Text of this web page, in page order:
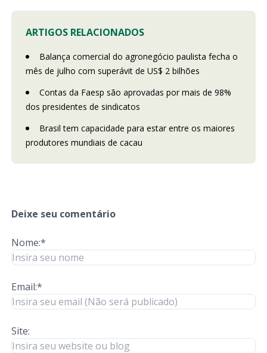
ARTIGOS RELACIONADOS
Balança comercial do agronegócio paulista fecha o
mês de julho com superávit de US$ 2 bilhões
Contas da Faesp são aprovadas por mais de 98%
dos presidentes de sindicatos
Brasil tem capacidade para estar entre os maiores
produtores mundiais de cacau
Deixe seu comentário
Nome:*
Email:*
Site: